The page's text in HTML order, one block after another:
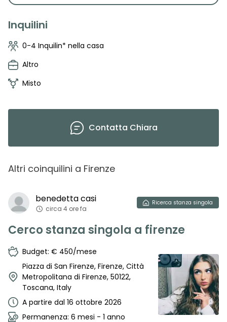
Inquilini
0-4 Inquilin* nella casa
Altro
Misto
Contatta Chiara
Altri coinquilini a Firenze
benedettacasi
circa 4 ore fa
Ricerca stanza singola
Cerco stanza singola a firenze
Budget: € 450/mese
Piazza di San Firenze, Firenze, Città
Metropolitana di Firenze, 50122,
Toscana, Italy
A partire dal 16 ottobre 2026
Permanenza: 6 mesi - 1 anno